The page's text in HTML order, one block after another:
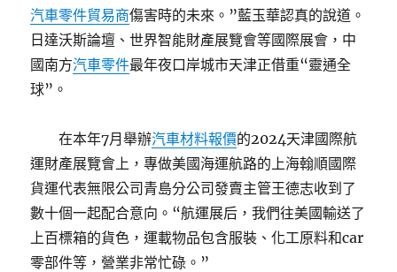
汽車零件貿易商傷害時的未來。”藍玉華認真的說道。
日達沃斯論壇、世界智能財產展覽會等國際展會，中
國南方汽車零件最年夜口岸城市天津正借重“靈通全
球”。
在本年7月舉辦汽車材料報價的2024天津國際航
運財產展覽會上，專做美國海運航路的上海翰順國際
貨運代表無限公司青島分公司發賣主管王德志收到了
數十個一起配合意向。“航運展后，我們往美國輸送了
上百標箱的貨色，運載物品包含服裝、化工原料和car
零部件等，營業非常忙碌。”